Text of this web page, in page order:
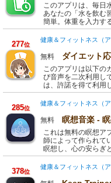
このアプリは、毎日
あなたの「水を飲む
簡単。体重を入力す
277位
健康＆フィットネス（ア
無料 ダイエット
このアプリは以下の
び音声を二次利用し
は、許諾を得て利用
285位
健康＆フィットネス（ア
無料 瞑想音楽 -
これは無料の瞑想ア
師によって作られて
瞑想し、心の安らぎ
378位
健康＆フィットネス（ア